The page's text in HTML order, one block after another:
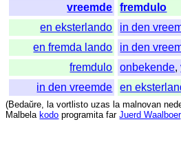
vreemde
fremdulo
en eksterlando
in den
en fremda lando
in den
fremdulo
onbekende,
in den vreemde
en
(Bedaŭre, la vortlisto uzas la malnovan
Malbela kodo programita far Juerd Waalboer